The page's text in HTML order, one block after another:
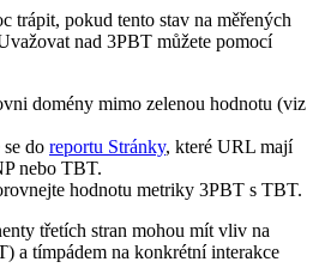
trápit, pokud tento stav na měřených
nad 3PBT můžete pomocí
domény mimo zelenou hodnotu (viz
do reportu Stránky, které URL mají
nebo TBT.
hodnotu metriky 3PBT s TBT.
třetích stran mohou mít vliv na
a tímpádem na konkrétní interakce